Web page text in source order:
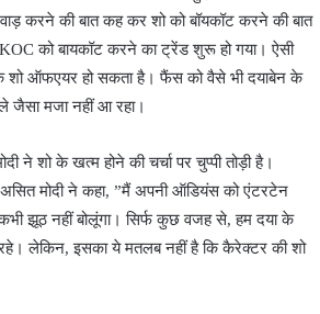
करने की बात कह कर शो को बॉयकॉट करने की बात
को बायकॉट करने का ट्रेंड शुरू हो गया। ऐसी
शो ऑफएयर हो सकता है। फैंस को वैसे भी दयाबेन के
जैसा मजा नहीं आ रहा।
ने शो के खत्म होने की चर्चा पर चुप्पी तोड़ी है।
मोदी ने कहा, ”मैं अपनी ऑडियंस को एंटरटेन
झूठ नहीं बोलूंगा। सिर्फ कुछ वजह से, हम दया के
रहे। लेकिन, इसका ये मतलब नहीं है कि कैरेक्टर की शो